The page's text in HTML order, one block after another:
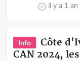
il y a 1 an
Info
Côte
CAN 2024,